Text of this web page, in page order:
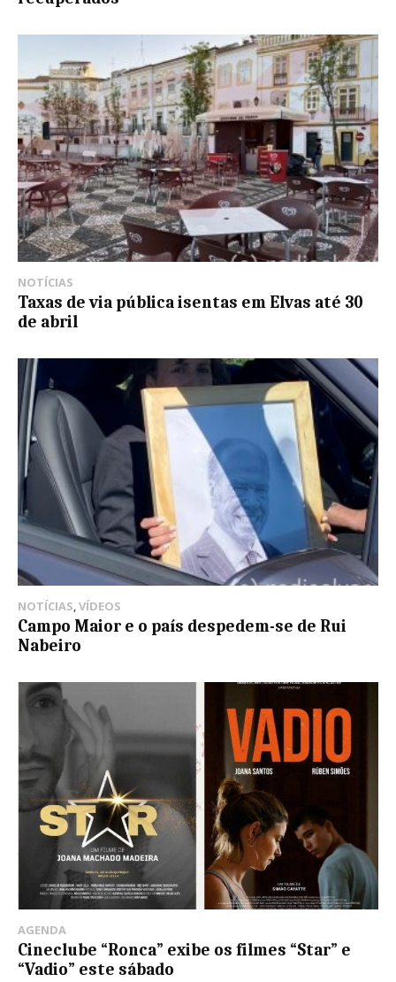
NOTÍCIAS
Taxas de via pública isentas em Elvas até 30
de abril
NOTÍCIAS VÍDEOS
Campo Maior e o país despedem-se de Rui
Nabeiro
AGENDA
Cineclube “Ronca” exibe os filmes “Star” e
“Vadio” este sábado